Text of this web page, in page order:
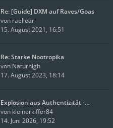
Re: [Guide] DXM auf Raves/Goas
von raellear
15. August 2021, 16:51
Re: Starke Nootropika
von Naturhigh
17. August 2023, 18:14
Explosion aus Authentizität -…
von kleinerkiffer84
14. Juni 2026, 19:52